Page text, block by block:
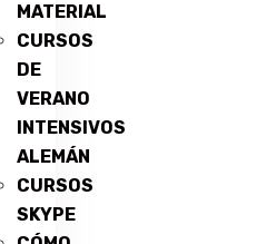
MATERIAL
CURSOS
DE
VERANO
INTENSIVOS
ALEMÁN
CURSOS
SKYPE